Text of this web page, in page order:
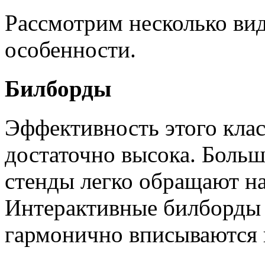
Рассмотрим несколько
особенности.
Билборды
Эффективность этого
достаточно высока.
стенды легко обращают
Интерактивные
гармонично вписываются